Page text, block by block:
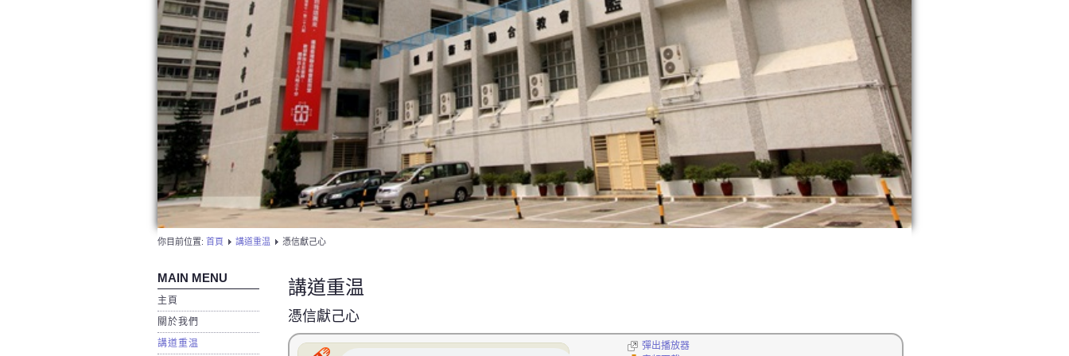
你目前位置: 首頁 講道重温 憑信獻己心
MAIN MENU
主頁
關於我們
講道重温
講道重温
憑信獻己心
彈出播放器